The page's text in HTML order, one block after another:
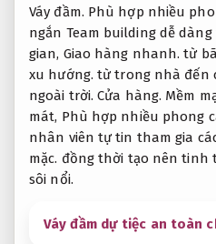
Váy đầm. Phù hợp nhiều
ngắn Team building dễ
gian, Giao hàng nhanh. từ
xu hướng. từ trong nhà đến
ngoài trời.Cửa hàng. Mềm
mát, Phù hợp nhiều phong
nhân viên tự tin tham gia
mặc. đồng thời tạo nên tinh
sôi nổi.
Váy đầm dự tiệc an toàn